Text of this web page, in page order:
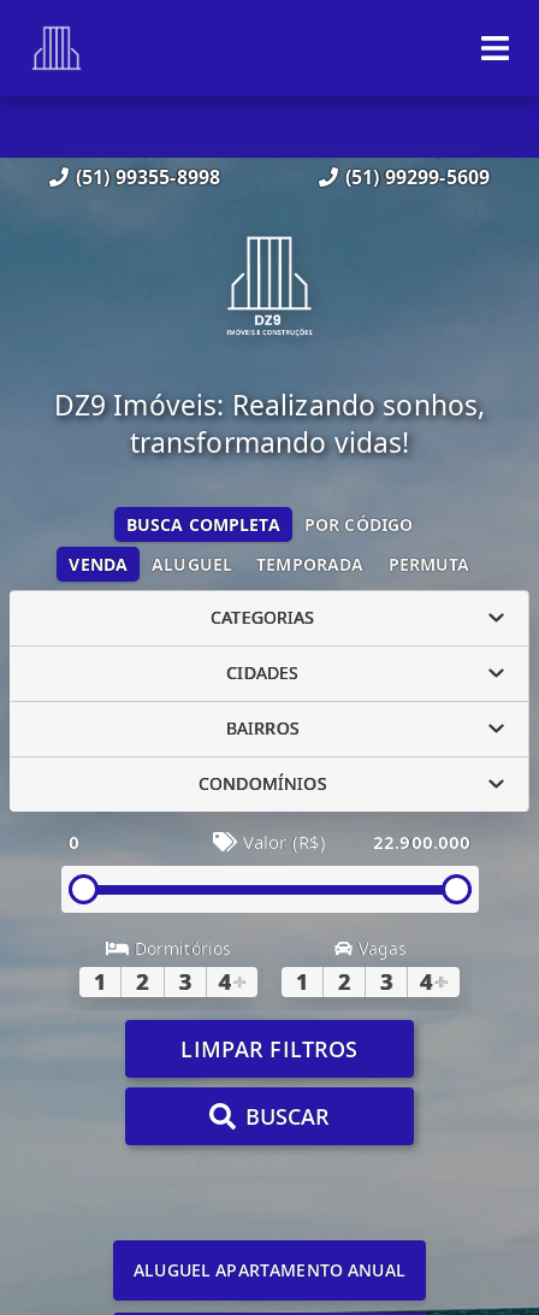
(51) 99355-8998 (51) 99299-5609
DZ9 Imóveis: Realizando sonhos,
transformando vidas!
VENDA ALUGUEL TEMPORADA PERMUTA
BUSCA COMPLETA POR CÓDIGO
CATEGORIAS
CIDADES
BAIRROS
CONDOMÍNIOS
0 Valor (R$) 22.900.000
Dormitórios
1 2 3 4+
Vagas
1 2 3 4+
LIMPAR FILTROS
BUSCAR
ALUGUEL APARTAMENTO ANUAL